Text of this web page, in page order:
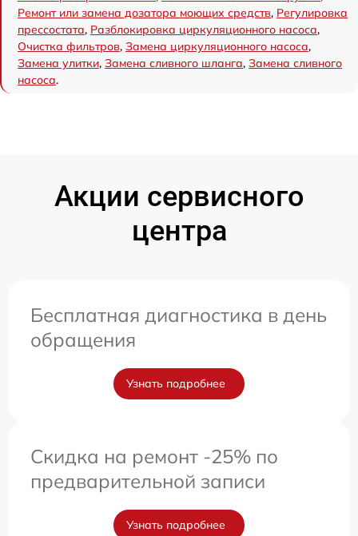
Ремонт или замена дозатора моющих средств, Регулировка
прессостата, Разблокировка циркуляционного насоса,
Очистка фильтров, Замена циркуляционного насоса,
Замена улитки, Замена сливного шланга, Замена сливного
насоса.
Акции сервисного
центра
Бесплатная диагностика в день
обращения
Узнать подробнее
Скидка на ремонт -25% по
предварительной записи
Узнать подробнее